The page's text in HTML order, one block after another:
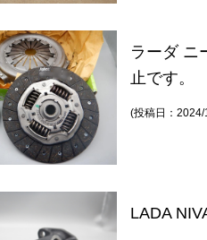
ラーダ ニ
止です。
(投稿日：
LADA